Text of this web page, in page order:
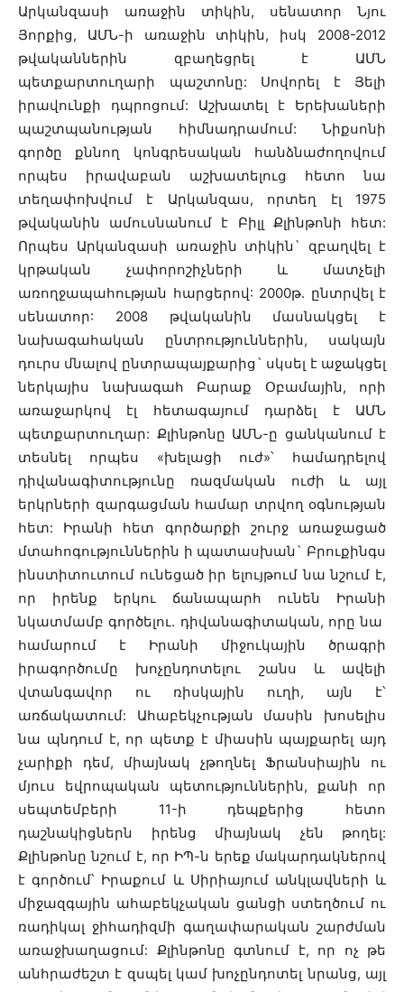
Արկանզասի առաջին տիկին, սենատոր Նյու
Յորքից, ԱՄՆ-ի առաջին տիկին, իսկ 2008-2012
թվականներին զբաղեցրել է ԱՄՆ
պետքարտուղարի պաշտոնը: Սովորել է Յելի
իրավունքի դպրոցում: Աշխատել է Երեխաների
պաշտպանության հիմնադրամում: Նիքսոնի
գործը քննող կոնգրեսական հանձնաժողովում
որպես իրավաբան աշխատելուց հետո նա
տեղափոխվում է Արկանզաս, որտեղ էլ 1975
թվականին ամուսնանում է Բիլլ Քլինթոնի հետ:
Որպես Արկանզասի առաջին տիկին` զբաղվել է
կրթական չափորոշիչների և մատչելի
առողջապահության հարցերով: 2000թ. ընտրվել է
սենատոր: 2008 թվականին մասնակցել է
նախագահական ընտրություններին, սակայն
դուրս մնալով ընտրապայքարից` սկսել է աջակցել
ներկայիս նախագահ Բարաք Օբամային, որի
առաջարկով էլ հետագայում դարձել է ԱՄՆ
պետքարտուղար: Քլինթոնը ԱՄՆ-ը ցանկանում է
տեսնել որպես «խելացի ուժ»՝ համադրելով
դիվանագիտությունը ռազմական ուժի և այլ
երկրների զարգացման համար տրվող օգնության
հետ: Իրանի հետ գործարքի շուրջ առաջացած
մտահոգություններին ի պատասխան` Բրուքինգս
ինստիտուտում ունեցած իր ելույթում նա նշում է,
որ իրենք երկու ճանապարհ ունեն Իրանի
նկատմամբ գործելու. դիվանագիտական, որը նա
համարում է Իրանի միջուկային ծրագրի
իրագործումը խոչընդոտելու շանս և ավելի
վտանգավոր ու ռիսկային ուղի, այն է՝
առճակատում: Ահաբեկչության մասին խոսելիս
նա պնդում է, որ պետք է միասին պայքարել այդ
չարիքի դեմ, միայնակ չթողնել Ֆրանսիային ու
մյուս եվրոպական պետություններին, քանի որ
սեպտեմբերի 11-ի դեպքերից հետո
դաշնակիցներն իրենց միայնակ չեն թողել:
Քլինթոնը նշում է, որ ԻՊ-ն երեք մակարդակներով
է գործում՝ Իրաքում և Սիրիայում անկլավների և
միջազգային ահաբեկչական ցանցի ստեղծում ու
ռադիկալ ջիհադիզմի գաղափարական շարժման
առաջխաղացում: Քլինթոնը գտնում է, որ ոչ թե
անհրաժեշտ է զսպել կամ խոչընդոտել նրանց, այլ